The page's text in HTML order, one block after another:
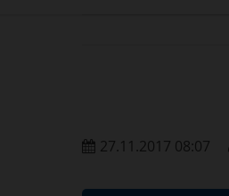
27.11.2017 08:07